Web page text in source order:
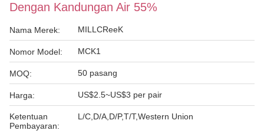
Dengan Kandungan Air 55%
Nama Merek: MILLCReeK
Nomor Model: MCK1
MOQ: 50 pasang
Harga: US$2.5~US$3 per pair
Ketentuan
Pembayaran:
L/C,D/A,D/P,T/T,Western Union